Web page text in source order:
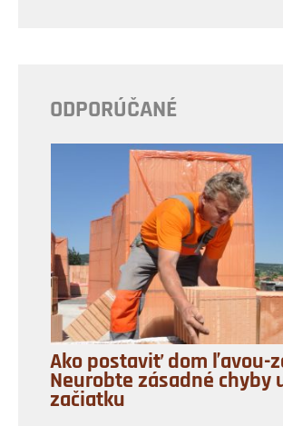
ODPORÚČANÉ
Ako postaviť dom ľavou-
Neurobte zásadné chyby
začiatku